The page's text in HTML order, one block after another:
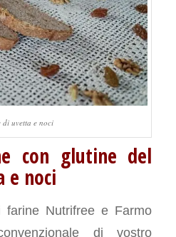
di uvetta e noci
con glutine del
e noci
Nutrifree e Farmo
di vostro